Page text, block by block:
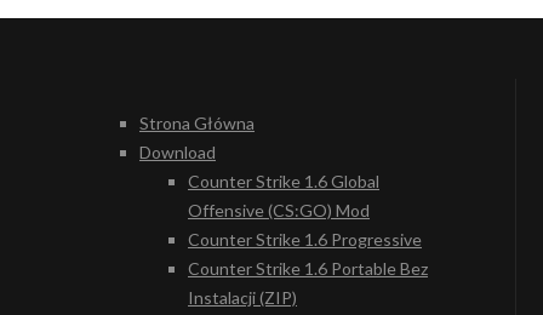
Strona Główna
Download
Counter Strike 1.6 Global
Offensive (CS:GO) Mod
Counter Strike 1.6 Progressive
Counter Strike 1.6 Portable Bez
Instalacji (ZIP)